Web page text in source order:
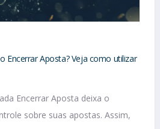
Encerrar Aposta? Veja como utilizar
Encerrar Aposta deixa o
sobre suas apostas. Assim,